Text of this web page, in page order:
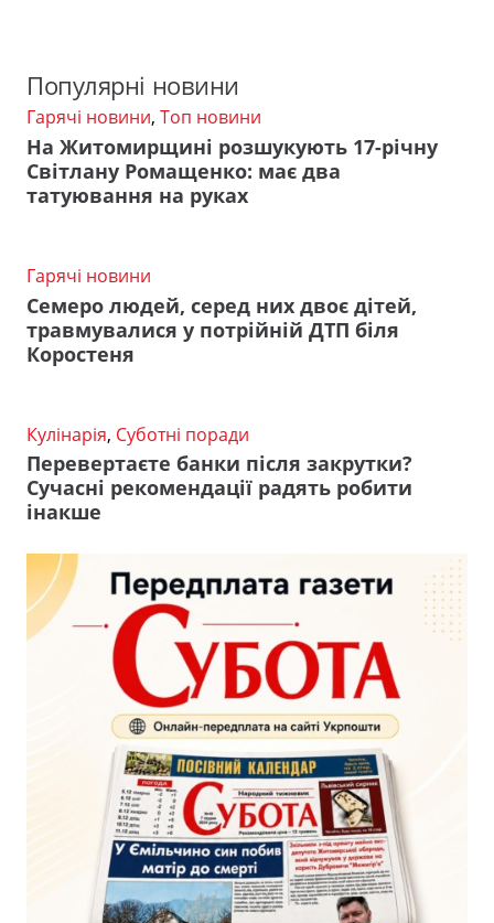
Популярні новини
Гарячі новини, Топ новини
На Житомирщині розшукують 17-річну
Світлану Ромащенко: має два
татуювання на руках
Гарячі новини
Семеро людей, серед них двоє дітей,
травмувалися у потрійній ДТП біля
Коростеня
Кулінарія, Суботні поради
Перевертаєте банки після закрутки?
Сучасні рекомендації радять робити
інакше